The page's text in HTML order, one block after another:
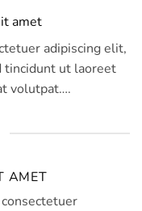
amet
adipiscing elit,
tincidunt ut laoreet
volutpat….
AMET